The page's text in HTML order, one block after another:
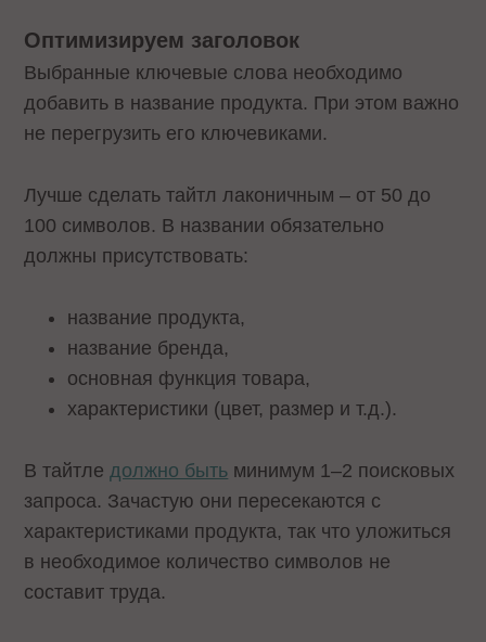
Оптимизируем заголовок
Выбранные ключевые слова необходимо
добавить в название продукта. При этом важно
не перегрузить его ключевиками.
Лучше сделать тайтл лаконичным – от 50 до
100 символов. В названии обязательно
должны присутствовать:
название продукта,
название бренда,
основная функция товара,
характеристики (цвет, размер и т.д.).
В тайтле должно быть минимум 1–2 поисковых
запроса. Зачастую они пересекаются с
характеристиками продукта, так что уложиться
в необходимое количество символов не
составит труда.